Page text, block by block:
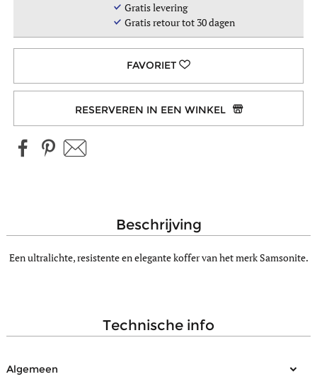
Gratis levering
Gratis retour tot 30 dagen
RESERVEREN IN EEN WINKEL
beschrijving
Een ultralichte, resistente en elegante koffer van het merk Samsonite.
technische info
Algemeen